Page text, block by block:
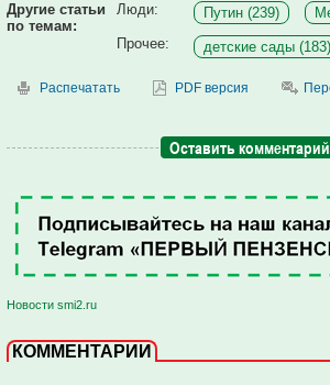
Другие статьи
по темам:
Люди: Путин (239)
Прочее:
детские сады (183)
Распечатать PDF версия
Оставить комментарий
Новости smi2.ru
КОММЕНТАРИИ